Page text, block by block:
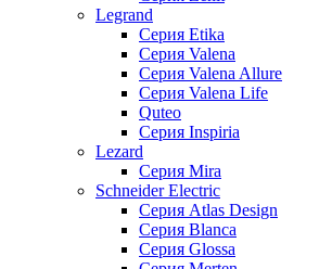
Legrand
Серия Etika
Серия Valena
Серия Valena Allure
Серия Valena Life
Quteo
Серия Inspiria
Lezard
Серия Mira
Schneider Electric
Серия Atlas Design
Серия Blanca
Серия Glossa